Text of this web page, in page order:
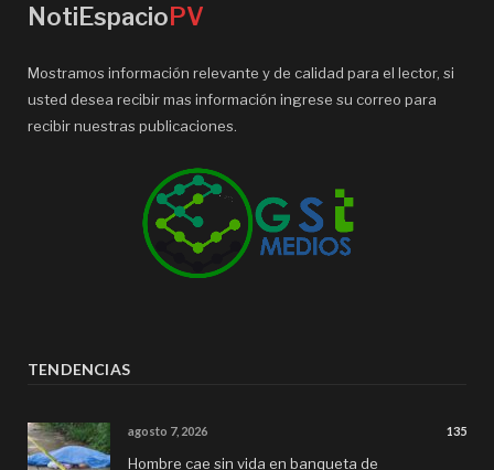
NotiEspacioPV
Mostramos información relevante y de calidad para el lector, si
usted desea recibir mas información ingrese su correo para
recibir nuestras publicaciones.
TENDENCIAS
agosto 7, 2026 135
Hombre cae sin vida en banqueta de